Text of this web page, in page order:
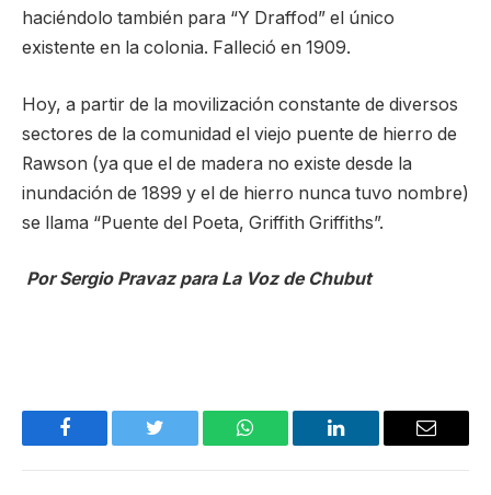
haciéndolo también para “Y Draffod” el único
existente en la colonia. Falleció en 1909.
Hoy, a partir de la movilización constante de diversos
sectores de la comunidad el viejo puente de hierro de
Rawson (ya que el de madera no existe desde la
inundación de 1899 y el de hierro nunca tuvo nombre)
se llama “Puente del Poeta, Griffith Griffiths”.
Por Sergio Pravaz para La Voz de Chubut
Facebook Twitter WhatsApp LinkedIn Email